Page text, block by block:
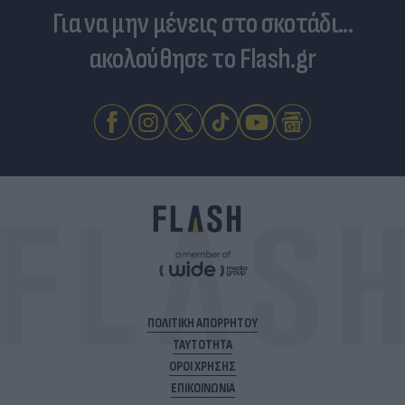
Για να μην μένεις στο σκοτάδι...
ακολούθησε το Flash.gr
ΠΟΛΙΤΙΚΗ ΑΠΟΡΡΗΤΟΥ
ΤΑΥΤΟΤΗΤΑ
ΟΡΟΙ ΧΡΗΣΗΣ
ΕΠΙΚΟΙΝΩΝΙΑ